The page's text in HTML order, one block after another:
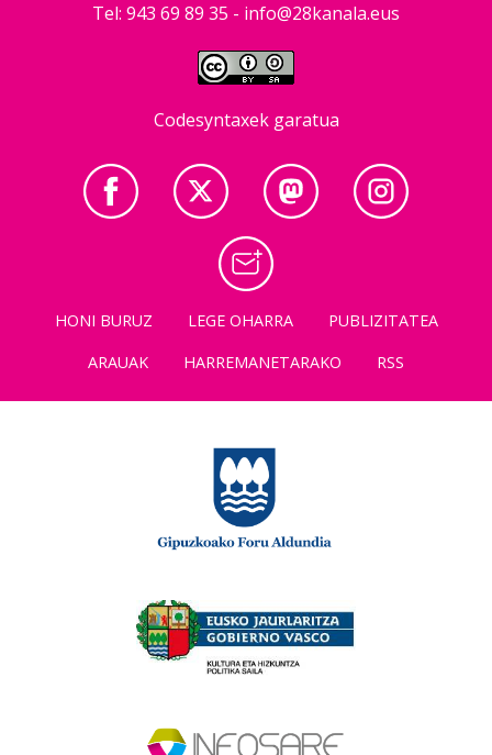
Tel: 943 69 89 35 - info@28kanala.eus
Codesyntaxek garatua
HONI BURUZ LEGE OHARRA
PUBLIZITATEA
ARAUAK
HARREMANETARAKO RSS